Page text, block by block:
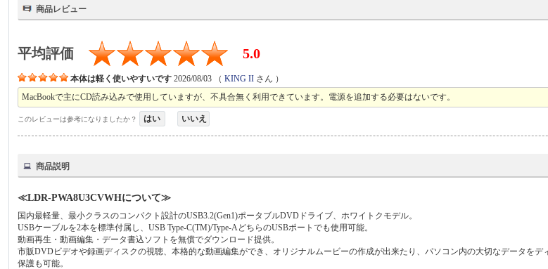
商品レビュー
平均評価 5.0
本体は軽く使いやすいです 2026/08/03 （KING II さん ）
MacBookで主にCD読み込みで使用していますが、不具合無く利用できています。電源を追加する必要はないです。
このレビューは参考になりましたか？ はい いいえ
商品説明
≪LDR-PWA8U3CVWHについて≫
国内最軽量、最小クラスのコンパクト設計のUSB3.2(Gen1)ポータブルDVDドライブ、ホワイトクモデル。
USBケーブルを2本を標準付属し、USB Type-C(TM)/Type-AどちらのUSBポートでも使用可能。
動画再生・動画編集・データ書込ソフトを無償でダウンロード提供。
市販DVDビデオや録画ディスクの視聴、本格的な動画編集ができ、オリジナルムービーの作成が出来たり、パソコン内の大切なデータをデ
保護も可能。